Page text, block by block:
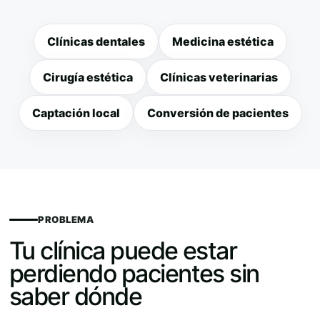
Clínicas dentales Medicina estética
Cirugía estética Clínicas veterinarias
Captación local Conversión de pacientes
PROBLEMA
Tu clínica puede estar
perdiendo pacientes sin
saber dónde